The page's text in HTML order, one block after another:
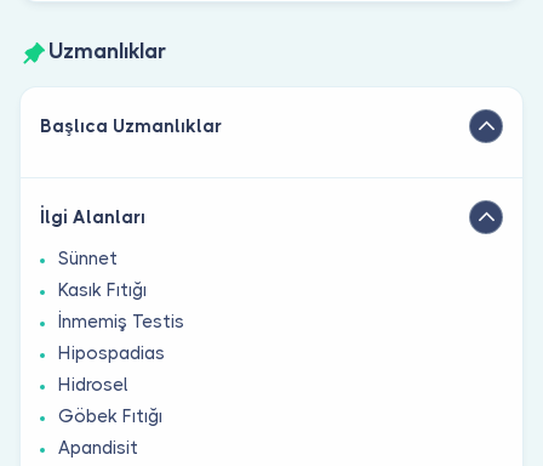
Uzmanlıklar
Başlıca Uzmanlıklar
İlgi Alanları
Sünnet
Kasık Fıtığı
İnmemiş Testis
Hipospadias
Hidrosel
Göbek Fıtığı
Apandisit